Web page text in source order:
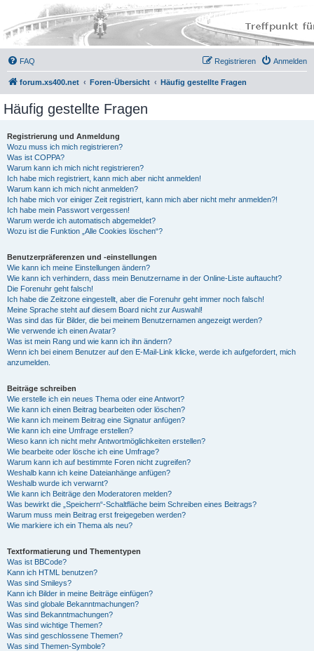
FAQ Anmelden
Registrieren
forum.xs400.net Foren-Übersicht Häufig gestellte Fragen
Häufig gestellte Fragen
Registrierung und Anmeldung
Wozu muss ich mich registrieren?
Was ist COPPA?
Warum kann ich mich nicht registrieren?
Ich habe mich registriert, kann mich aber nicht anmelden!
Warum kann ich mich nicht anmelden?
Ich habe mich vor einiger Zeit registriert, kann mich aber nicht mehr anmelden?!
Ich habe mein Passwort vergessen!
Warum werde ich automatisch abgemeldet?
Wozu ist die Funktion „Alle Cookies löschen“?
Benutzerpräferenzen und -einstellungen
Wie kann ich meine Einstellungen ändern?
Wie kann ich verhindern, dass mein Benutzername in der Online-Liste auftaucht?
Die Forenuhr geht falsch!
Ich habe die Zeitzone eingestellt, aber die Forenuhr geht immer noch falsch!
Meine Sprache steht auf diesem Board nicht zur Auswahl!
Was sind das für Bilder, die bei meinem Benutzernamen angezeigt werden?
Wie verwende ich einen Avatar?
Was ist mein Rang und wie kann ich ihn ändern?
Wenn ich bei einem Benutzer auf den E-Mail-Link klicke, werde ich aufgefordert, mich
anzumelden.
Beiträge schreiben
Wie erstelle ich ein neues Thema oder eine Antwort?
Wie kann ich einen Beitrag bearbeiten oder löschen?
Wie kann ich meinem Beitrag eine Signatur anfügen?
Wie kann ich eine Umfrage erstellen?
Wieso kann ich nicht mehr Antwortmöglichkeiten erstellen?
Wie bearbeite oder lösche ich eine Umfrage?
Warum kann ich auf bestimmte Foren nicht zugreifen?
Weshalb kann ich keine Dateianhänge anfügen?
Weshalb wurde ich verwarnt?
Wie kann ich Beiträge den Moderatoren melden?
Was bewirkt die „Speichern“-Schaltfläche beim Schreiben eines Beitrags?
Warum muss mein Beitrag erst freigegeben werden?
Wie markiere ich ein Thema als neu?
Textformatierung und Thementypen
Was ist BBCode?
Kann ich HTML benutzen?
Was sind Smileys?
Kann ich Bilder in meine Beiträge einfügen?
Was sind globale Bekanntmachungen?
Was sind Bekanntmachungen?
Was sind wichtige Themen?
Was sind geschlossene Themen?
Was sind Themen-Symbole?